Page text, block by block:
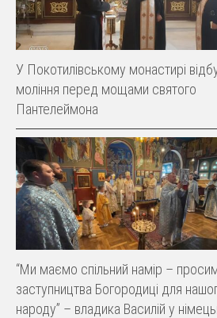
У Покотилівському монастирі
моління перед мощами святого
Пантелеймона
“Ми маємо спільний намір –
заступництва Богородиці для
народу” – владика Василій у